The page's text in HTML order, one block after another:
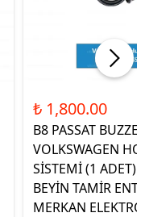
₺ 1,800.00
B8 PASSAT
VOLKSWAGEN
SİSTEMİ (1 ADET)
BEYİN TAMİR
MERKAN